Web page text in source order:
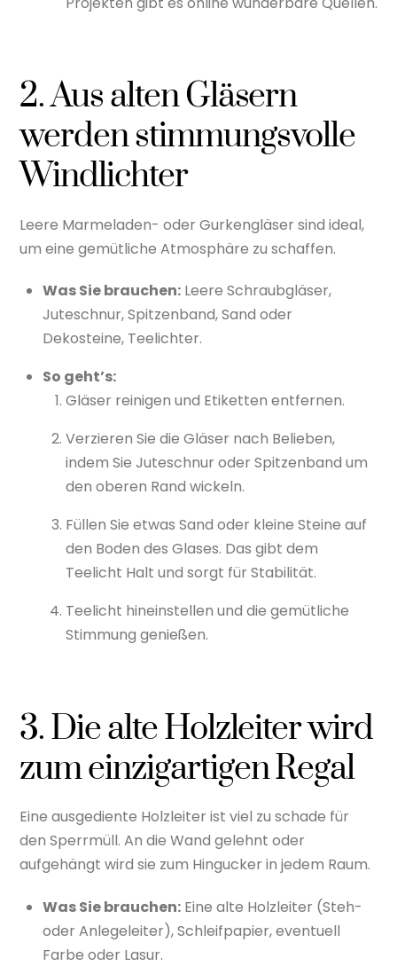
2. Aus alten Gläsern
werden stimmungsvolle
Windlichter
Leere Marmeladen- oder Gurkengläser sind ideal,
um eine gemütliche Atmosphäre zu schaffen.
Was Sie brauchen: Leere Schraubgläser,
Juteschnur, Spitzenband, Sand oder
Dekosteine, Teelichter.
So geht’s:
Gläser reinigen und Etiketten entfernen.
Verzieren Sie die Gläser nach Belieben,
indem Sie Juteschnur oder Spitzenband um
den oberen Rand wickeln.
Füllen Sie etwas Sand oder kleine Steine auf
den Boden des Glases. Das gibt dem
Teelicht Halt und sorgt für Stabilität.
Teelicht hineinstellen und die gemütliche
Stimmung genießen.
3. Die alte Holzleiter wird
zum einzigartigen Regal
Eine ausgediente Holzleiter ist viel zu schade für
den Sperrmüll. An die Wand gelehnt oder
aufgehängt wird sie zum Hingucker in jedem Raum.
Was Sie brauchen: Eine alte Holzleiter (Steh-
oder Anlegeleiter), Schleifpapier, eventuell
Farbe oder Lasur.